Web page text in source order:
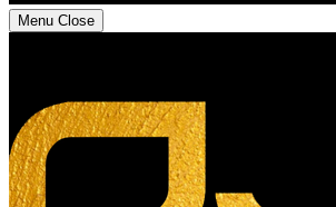
Menu Close